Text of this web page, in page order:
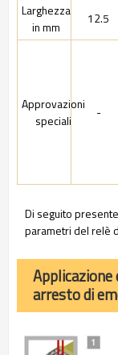
Larghezza
in mm
12.5
Approvazioni
speciali
-
Di seguito
parametri del relè
arresto di